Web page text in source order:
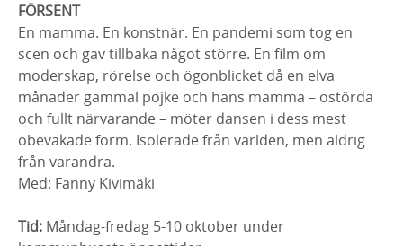
FÖRSENT
En mamma. En konstnär. En pandemi som tog en
scen och gav tillbaka något större. En film om
moderskap, rörelse och ögonblicket då en elva
månader gammal pojke och hans mamma – ostörda
och fullt närvarande – möter dansen i dess mest
obevakade form. Isolerade från världen, men aldrig
från varandra.
Med: Fanny Kivimäki
Tid: Måndag-fredag 5-10 oktober under